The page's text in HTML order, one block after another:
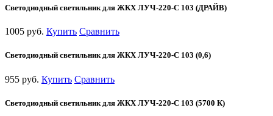
Светодиодный светильник для ЖКХ ЛУЧ-220-С 103 (ДРАЙВ)
1005 руб. Купить Сравнить
Светодиодный светильник для ЖКХ ЛУЧ-220-С 103 (0,6)
955 руб. Купить Сравнить
Светодиодный светильник для ЖКХ ЛУЧ-220-С 103 (5700 К)